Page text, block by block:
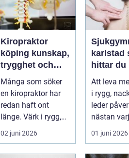
Kiropraktor
köping kunskap,
trygghet och
långsiktig hjälp
för ryggen
Många som söker
en kiropraktor har
redan haft ont
länge. Värk i rygg,
nacke eller huvud
blir lätt en...
02 juni 2026
karlstad så
hittar du
hjälp för
och
Att leva
i rygg,
leder
nästan
vardagen.
person
01 juni 2026